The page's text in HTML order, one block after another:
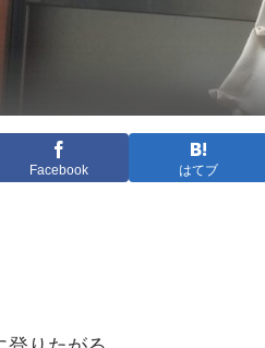
Facebook はてブ